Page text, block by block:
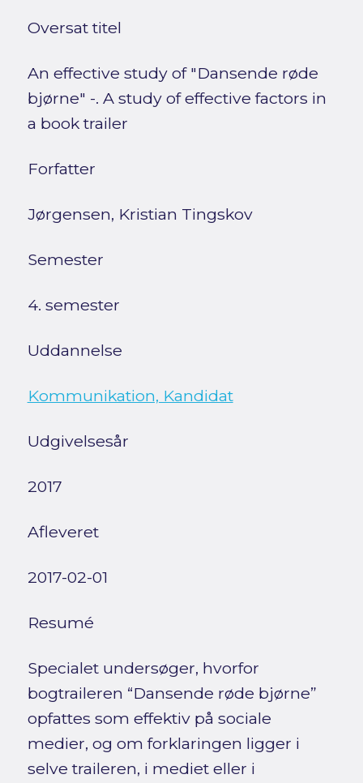
Oversat titel
An effective study of "Dansende røde
bjørne" -. A study of effective factors in
a book trailer
Forfatter
Jørgensen, Kristian Tingskov
Semester
4. semester
Uddannelse
Kommunikation, Kandidat
Udgivelsesår
2017
Afleveret
2017-02-01
Resumé
Specialet undersøger, hvorfor
bogtraileren “Dansende røde bjørne”
opfattes som effektiv på sociale
medier, og om forklaringen ligger i
selve traileren, i mediet eller i